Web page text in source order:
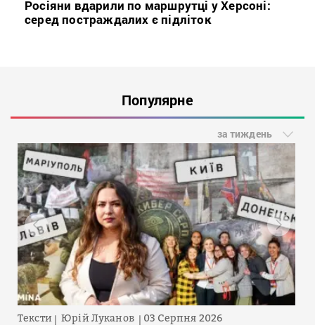
Росіяни вдарили по маршрутці у Херсоні:
серед постраждалих є підліток
Популярне
за тиждень
Тексти Юрій Луканов 03 Серпня 2026